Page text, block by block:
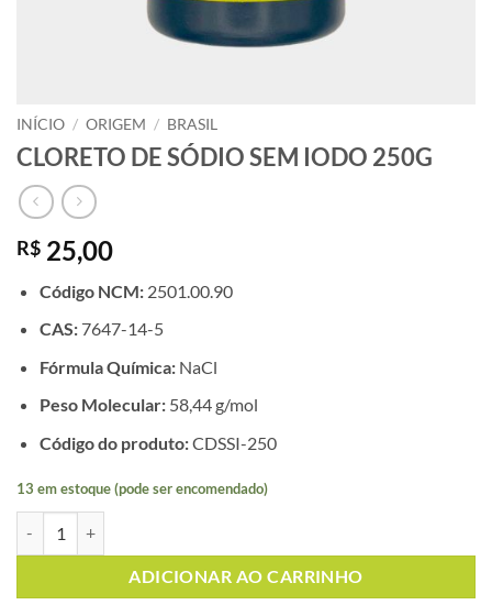
INÍCIO / ORIGEM / BRASIL
CLORETO DE SÓDIO SEM IODO 250G
R$ 25,00
Código NCM:2501.00.90
CAS:7647-14-5
Fórmula Química:NaCl
Peso Molecular:58,44 g/mol
Código do produto:CDSSI-250
13 em estoque (pode ser encomendado)
ADICIONAR AO CARRINHO